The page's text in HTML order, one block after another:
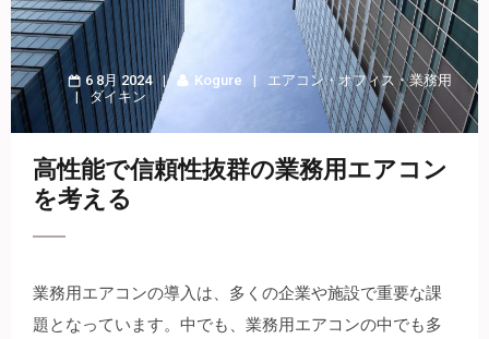
6 8月 2024 Kogure エアコン・オフィス ・業務用
ダイキン
高性能で信頼性抜群の業務用エアコン
を考える
業務用エアコンの導入は、多くの企業や施設で重要な課
題となっています。 中でも、業務用エアコンの中でも多